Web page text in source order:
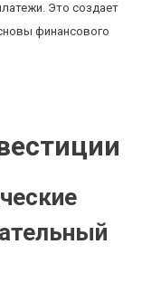
Это создает
финансового